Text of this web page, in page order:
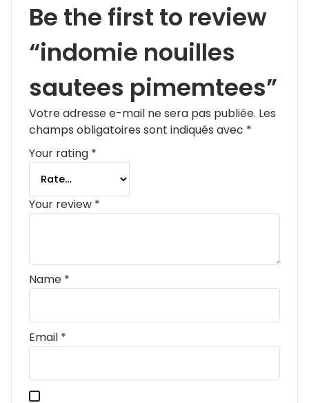
Be the first to review
“indomie nouilles
sautees pimemtees”
Votre adresse e-mail ne sera pas publiée. Les
champs obligatoires sont indiqués avec *
Your rating *
Your review *
Name *
Email *